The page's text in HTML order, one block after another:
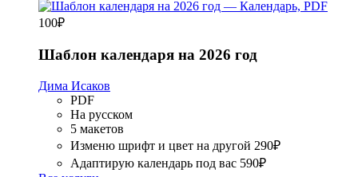
100₽
Шаблон календаря на 2026 год
Дима Исаков
PDF
На русском
5 макетов
Изменю шрифт и цвет на другой 290₽
Адаптирую календарь под вас 590₽